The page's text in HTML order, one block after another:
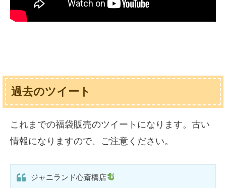
過去のツイート
これまでの福袋販売のツイートになります。古い
情報になりますので、ご注意ください。
ジャニランド心斎橋店